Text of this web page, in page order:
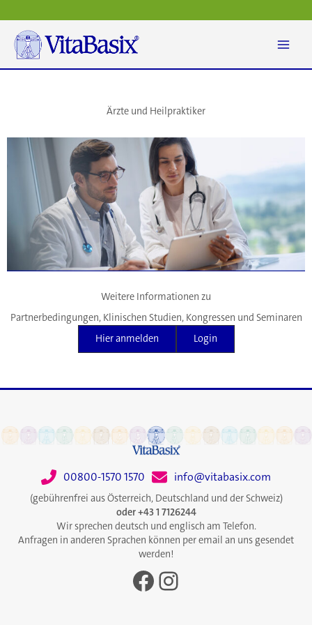
Inhalt
springen
Ärzte und Heilpraktiker
Weitere Informationen zu
Partnerbedingungen, Klinischen Studien, Kongressen und Seminaren
Hier anmelden
Login
00800-1570 1570 info@vitabasix.com
(gebührenfrei aus Österreich, Deutschland und der Schweiz)
oder +43 1 7126244
Wir sprechen deutsch und englisch am Telefon.
Anfragen in anderen Sprachen können per email an uns gesendet
werden!
Facebook
Instagram